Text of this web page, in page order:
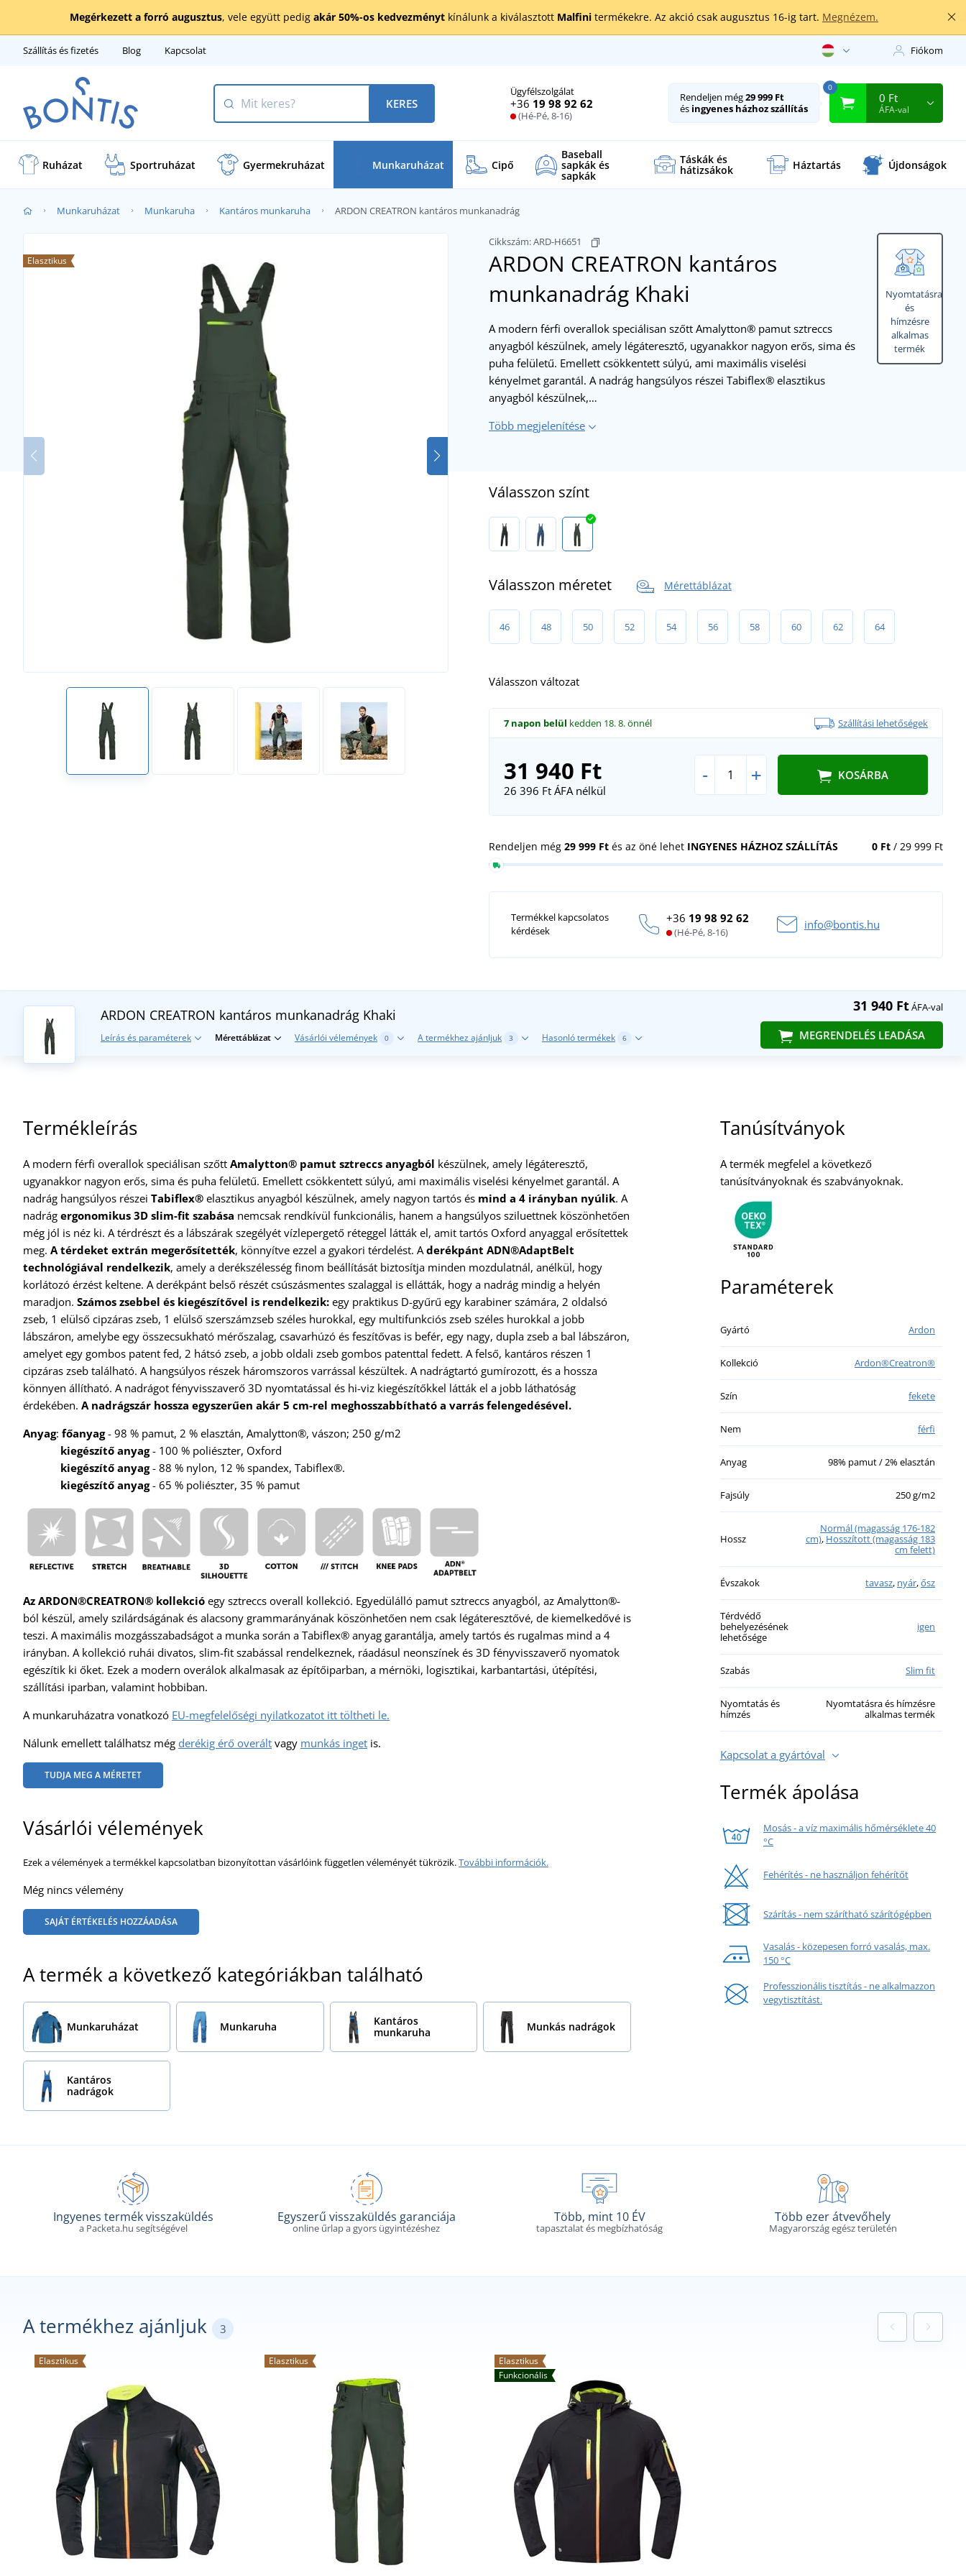
Megérkezett a forró augusztus, vele együtt pedig akár 50%-os kedvezményt kínálunk a kiválasztott Malfini termékekre. Az akció csak augusztus 16-ig tart. Megnézem.
Szállítás és fizetés Blog Kapcsolat Fiókom
Ügyfélszolgálat
+36 19 98 92 62
(Hé-Pé, 8-16)
KERES Rendeljen még29 999 Ft
és ingyenes házhoz szállítás
0
0 Ft
ÁFA-val
Ruházat Sportruházat Gyermekruházat Munkaruházat Cipő
Baseball
sapkák és
sapkák
Táskák és
hátizsákok Háztartás Újdonságok
Munkaruházat Munkaruha Kantáros munkaruha ARDON CREATRON kantáros munkanadrág
Nyomtatásra
és
hímzésre
alkalmas
termék
Cikkszám:ARD-H6651
ARDON CREATRON kantáros
munkanadrág Khaki
Elasztikus
A modern férfi overallok speciálisan szőtt Amalytton® pamut sztreccs
anyagból készülnek, amely légáteresztő, ugyanakkor nagyon erős, sima és
puha felületű. Emellett csökkentett súlyú, ami maximális viselési
kényelmet garantál. A nadrág hangsúlyos részei Tabiflex® elasztikus
anyagból készülnek,…
Több megjelenítése
Válasszon színt
Válasszon méretet Mérettáblázat
46 48 50 52 54 56 58 60 62 64
Válasszon változat
7 napon belül kedden 18. 8.önnél Szállítási lehetőségek
31 940 Ft
26 396 FtÁFA nélkül
- + KOSÁRBA
0 Ft/ 29 999 Ft
Rendeljen még 29 999 Ft és az öné lehet INGYENES HÁZHOZ SZÁLLÍTÁS
Termékkel kapcsolatos
kérdések
+36 19 98 92 62
(Hé-Pé, 8-16)
info@bontis.hu
31 940 FtÁFA-val
MEGRENDELÉS LEADÁSA
ARDON CREATRON kantáros munkanadrág Khaki
Leírás és paraméterek Mérettáblázat Vásárlói vélemények 0 A termékhez ajánljuk 3 Hasonló termékek 6
Termékleírás
A modern férfi overallok speciálisan szőtt Amalytton® pamut sztreccs anyagból készülnek, amely légáteresztő,
ugyanakkor nagyon erős, sima és puha felületű. Emellett csökkentett súlyú, ami maximális viselési kényelmet garantál. A
nadrág hangsúlyos részei Tabiflex® elasztikus anyagból készülnek, amely nagyon tartós és mind a 4 irányban nyúlik. A
nadrág ergonomikus 3D slim-fit szabása nemcsak rendkívül funkcionális, hanem a hangsúlyos sziluettnek köszönhetően
még jól is néz ki. A térdrészt és a lábszárak szegélyét vízlepergető réteggel látták el, amit tartós Oxford anyaggal erősítettek
meg. A térdeket extrán megerősítették, könnyítve ezzel a gyakori térdelést. A derékpánt ADN®AdaptBelt
technológiával rendelkezik, amely a derékszélesség finom beállítását biztosítja minden mozdulatnál, anélkül, hogy
korlátozó érzést keltene. A derékpánt belső részét csúszásmentes szalaggal is ellátták, hogy a nadrág mindig a helyén
maradjon. Számos zsebbel és kiegészítővel is rendelkezik: egy praktikus D-gyűrű egy karabiner számára, 2 oldalsó
zseb, 1 elülső cipzáras zseb, 1 elülső szerszámzseb széles hurokkal, egy multifunkciós zseb széles hurokkal a jobb
lábszáron, amelybe egy összecsukható mérőszalag, csavarhúzó és feszítővas is befér, egy nagy, dupla zseb a bal lábszáron,
amelyet egy gombos patent fed, 2 hátsó zseb, a jobb oldali zseb gombos patenttal fedett. A felső, kantáros részen 1
cipzáras zseb található. A hangsúlyos részek háromszoros varrással készültek. A nadrágtartó gumírozott, és a hossza
könnyen állítható. A nadrágot fényvisszaverő 3D nyomtatással és hi-viz kiegészítőkkel látták el a jobb láthatóság
érdekében. A nadrágszár hossza egyszerűen akár 5 cm-rel meghosszabbítható a varrás felengedésével.
Anyag: főanyag- 98 % pamut, 2 % elasztán, Amalytton®, vászon; 250 g/m2
kiegészítő anyag- 100 % poliészter, Oxford
kiegészítő anyag- 88 % nylon, 12 % spandex, Tabiflex®.
kiegészítő anyag- 65 % poliészter, 35 % pamut
Az ARDON®CREATRON® kollekció egy sztreccs overall kollekció. Egyedülálló pamut sztreccs anyagból, az Amalytton®-
ból készül, amely szilárdságának és alacsony grammarányának köszönhetően nem csak légáteresztővé, de kiemelkedővé is
teszi. A maximális mozgásszabadságot a munka során a Tabiflex® anyag garantálja, amely tartós és rugalmas mind a 4
irányban. A kollekció ruhái divatos, slim-fit szabással rendelkeznek, ráadásul neonszínek és 3D fényvisszaverő nyomatok
egészítik ki őket. Ezek a modern overálok alkalmasak az építőiparban, a mérnöki, logisztikai, karbantartási, útépítési,
szállítási iparban, valamint hobbiban.
A munkaruházatra vonatkozó EU-megfelelőségi nyilatkozatot itt töltheti le.
Nálunk emellett találhatsz még derékig érő overált vagy munkás inget is.
TUDJA MEG A MÉRETET
Vásárlói vélemények
Ezek a vélemények a termékkel kapcsolatban bizonyítottan vásárlóink független véleményét tükrözik.További információk.
Még nincs vélemény
SAJÁT ÉRTÉKELÉS HOZZÁADÁSA
A termék a következő kategóriákban található
Munkaruházat Munkaruha
Kantáros
munkaruha
Munkás nadrágok
Kantáros
nadrágok
Tanúsítványok
A termék megfelel a következő
tanúsítványoknak és szabványoknak.
Paraméterek
Gyártó Ardon
Kollekció Ardon®Creatron®
Szín fekete
Nem férfi
Anyag 98% pamut / 2% elasztán
Fajsúly 250 g/m2
Hossz
Normál (magasság 176-182
cm), Hosszított (magasság 183
cm felett)
Évszakok tavasz, nyár,ősz
Térdvédő
behelyezésének
lehetősége
igen
Szabás Slim fit
Nyomtatás és
hímzés
Nyomtatásra és hímzésre
alkalmas termék
Kapcsolat a gyártóval
Termék ápolása
Mosás - a víz maximális hőmérséklete 40
°C
Fehérítés - ne használjon fehérítőt
Szárítás - nem szárítható szárítógépben
Vasalás - közepesen forró vasalás, max.
150 °C
Professzionális tisztítás - ne alkalmazzon
vegytisztítást.
Ingyenes termék visszaküldés
a Packeta.hu segítségével
Egyszerű visszaküldés garanciája
online űrlap a gyors ügyintézéshez
Több, mint 10 ÉV
tapasztalat és megbízhatóság
Több ezer átvevőhely
Magyarország egész területén
A termékhez ajánljuk 3
Elasztikus Elasztikus
Elasztikus
Funkcionális